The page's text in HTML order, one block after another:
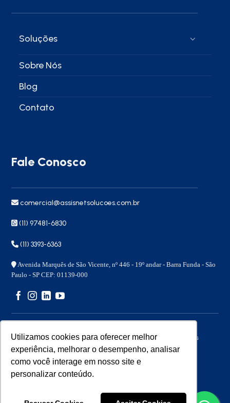
Utilizamos cookies para oferecer melhor
experiência, melhorar o desempenho, analisar
como você interage em nosso site e
personalizar conteúdo.
Soluções
Sobre Nós
Blog
Contato
Fale Conosco
comercial@assisnetsolucoes.com.br
(11) 97481-6830
(11) 3393-6363
Avenida Marquês de São Vicente, nº 446 - 19º andar - Barra Funda - São
Paulo - SP CEP: 01139-000
Copyright 2026 © – Assisnet Soluções – Todos os direitos
reservados